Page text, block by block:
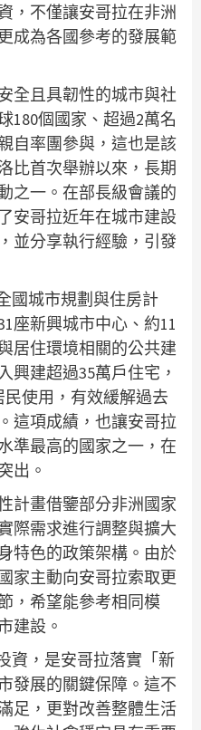
，不僅讓安哥拉在非洲
成為各國參考的發展範
全且具韌性的城市與社
180個國家、超過2萬名
自率團參與，這也是該
比首次舉辦以來，長期
之一。在部長級會議的
安哥拉近年在城市建設
並分享執行經驗，引發
國城市規劃與住房計
座新興城市中心、約11
居住環境相關的公共建
興建超過35萬戶住宅，
使用，有效緩解過去
這項成績，也讓安哥拉
準最高的國家之一，在
出。
計畫借鑒部分非洲國家
際需求進行調整與擴大
特色的政策架構。由於
家主動向安哥拉索取更
，希望能參考相同模
建設。
資，是安哥拉落實「新
發展的關鍵保障。這不
足，更對改善整體生活